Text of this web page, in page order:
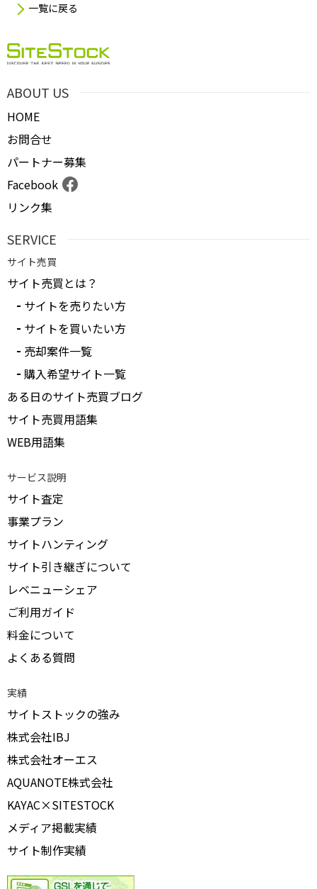
一覧に戻る
ABOUT US
HOME
お問合せ
パートナー募集
Facebook
リンク集
SERVICE
サイト売買
サイト売買とは？
サイトを売りたい方
サイトを買いたい方
売却案件一覧
購入希望サイト一覧
ある日のサイト売買ブログ
サイト売買用語集
WEB用語集
サービス説明
サイト査定
事業プラン
サイトハンティング
サイト引き継ぎについて
レベニューシェア
ご利用ガイド
料金について
よくある質問
実績
サイトストックの強み
株式会社IBJ
株式会社オーエス
AQUANOTE株式会社
KAYAC×SITESTOCK
メディア掲載実績
サイト制作実績